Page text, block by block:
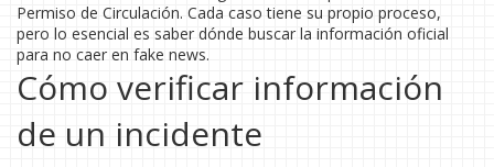
Permiso de Circulación. Cada caso tiene su propio proceso,
pero lo esencial es saber dónde buscar la información oficial
para no caer en fake news.
Cómo verificar información
de un incidente